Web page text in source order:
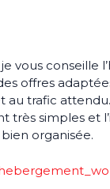
vous conseille
offres
au trafic
très simples et
organisée.